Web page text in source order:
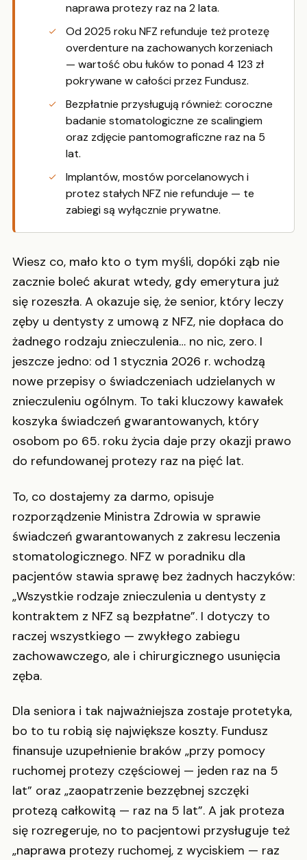
naprawa protezy raz na 2 lata.
Od 2025 roku NFZ refunduje też protezę
overdenture na zachowanych korzeniach
— wartość obu łuków to ponad 4 123 zł
pokrywane w całości przez Fundusz.
Bezpłatnie przysługują również: coroczne
badanie stomatologiczne ze scalingiem
oraz zdjęcie pantomograficzne raz na 5
lat.
Implantów, mostów porcelanowych i
protez stałych NFZ nie refunduje — te
zabiegi są wyłącznie prywatne.
Wiesz co, mało kto o tym myśli, dopóki ząb nie
zacznie boleć akurat wtedy, gdy emerytura już
się rozeszła. A okazuje się, że senior, który leczy
zęby u dentysty z umową z NFZ, nie dopłaca do
żadnego rodzaju znieczulenia… no nic, zero. I
jeszcze jedno: od 1 stycznia 2026 r. wchodzą
nowe przepisy o świadczeniach udzielanych w
znieczuleniu ogólnym. To taki kluczowy kawałek
koszyka świadczeń gwarantowanych, który
osobom po 65. roku życia daje przy okazji prawo
do refundowanej protezy raz na pięć lat.
To, co dostajemy za darmo, opisuje
rozporządzenie Ministra Zdrowia w sprawie
świadczeń gwarantowanych z zakresu leczenia
stomatologicznego. NFZ w poradniku dla
pacjentów stawia sprawę bez żadnych haczyków:
„Wszystkie rodzaje znieczulenia u dentysty z
kontraktem z NFZ są bezpłatne”. I dotyczy to
raczej wszystkiego — zwykłego zabiegu
zachowawczego, ale i chirurgicznego usunięcia
zęba.
Dla seniora i tak najważniejsza zostaje protetyka,
bo to tu robią się największe koszty. Fundusz
finansuje uzupełnienie braków „przy pomocy
ruchomej protezy częściowej — jeden raz na 5
lat” oraz „zaopatrzenie bezzębnej szczęki
protezą całkowitą — raz na 5 lat”. A jak proteza
się rozregeruje, no to pacjentowi przysługuje też
„naprawa protezy ruchomej, z wyciskiem — raz